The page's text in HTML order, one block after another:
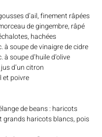
gousses d’ail, finement râpées
morceau de gingembre, râpé
échalotes, hachées
c. à soupe de vinaigre de cidre
c. à soupe d’huile d’olive
jus d’un citron
et poivre
grands haricots blancs, pois